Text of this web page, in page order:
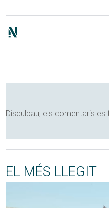
Disculpau, els comentaris
EL MÉS LLEGIT